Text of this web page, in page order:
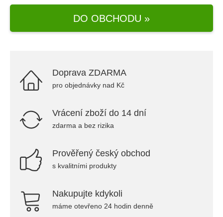
DO OBCHODU »
Doprava ZDARMA
pro objednávky nad Kč
Vrácení zboží do 14 dní
zdarma a bez rizika
Prověřený český obchod
s kvalitními produkty
Nakupujte kdykoli
máme otevřeno 24 hodin denně